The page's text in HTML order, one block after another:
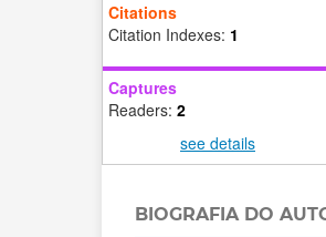
Citations
Citation Indexes: 1
Captures
Readers: 2
see details
BIOGRAFIA DO